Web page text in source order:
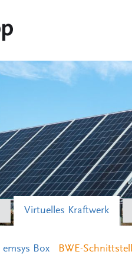
Virtuelles Kraftwerk
emsys Box BWE-